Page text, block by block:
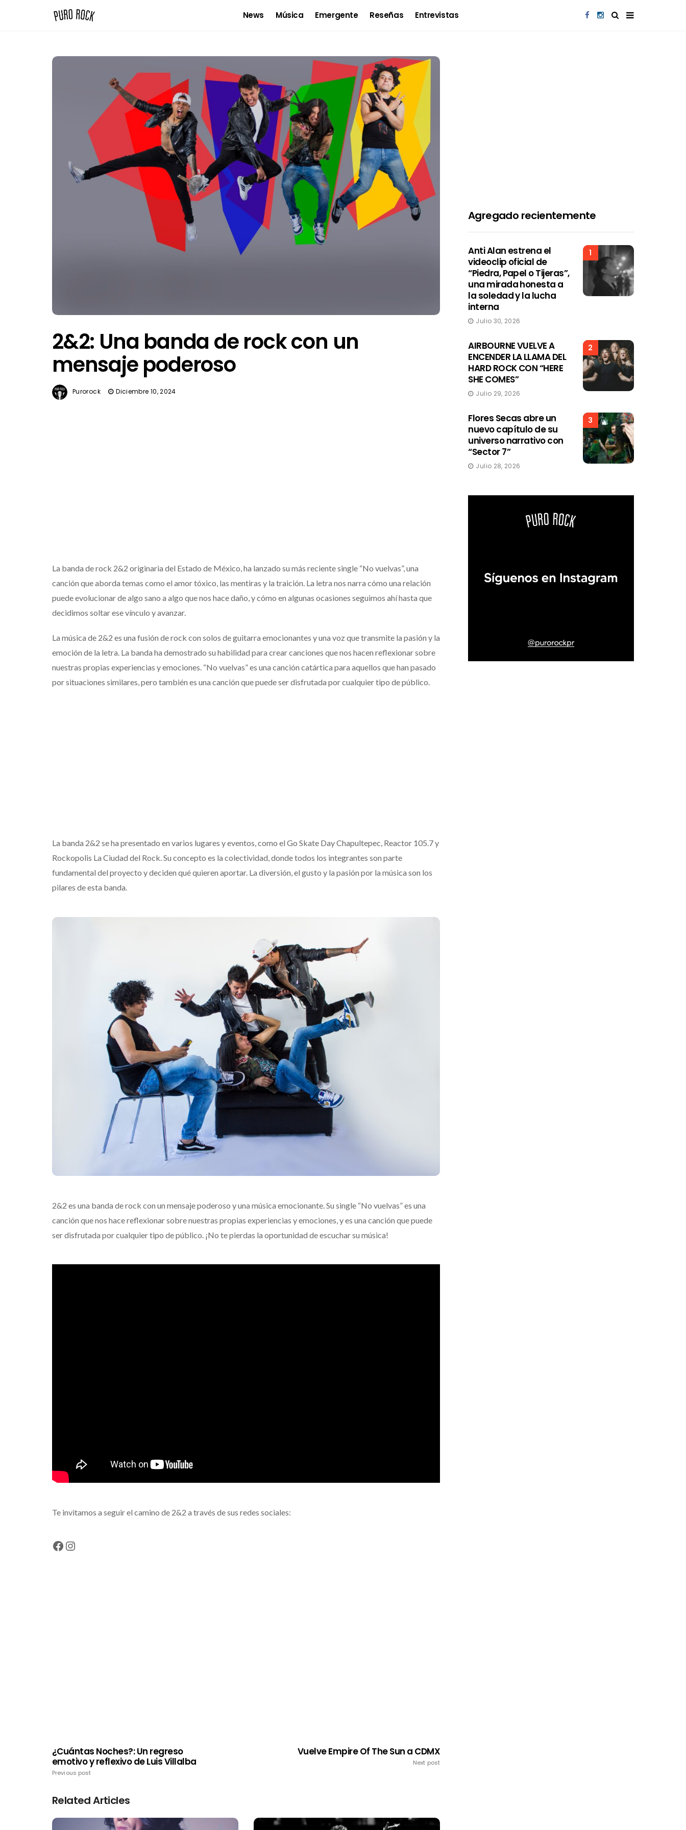
News Música Emergente Reseñas Entrevistas
2&2: Una banda de rock con un
mensaje poderoso
Purorock Diciembre 10, 2024
La banda de rock 2&2 originaria del Estado de México, ha lanzado su más reciente single “No vuelvas”, una
canción que aborda temas como el amor tóxico, las mentiras y la traición. La letra nos narra cómo una relación
puede evolucionar de algo sano a algo que nos hace daño, y cómo en algunas ocasiones seguimos ahí hasta que
decidimos soltar ese vínculo y avanzar.
La música de 2&2 es una fusión de rock con solos de guitarra emocionantes y una voz que transmite la pasión y la
emoción de la letra. La banda ha demostrado su habilidad para crear canciones que nos hacen reflexionar sobre
nuestras propias experiencias y emociones. “No vuelvas” es una canción catártica para aquellos que han pasado
por situaciones similares, pero también es una canción que puede ser disfrutada por cualquier tipo de público.
La banda 2&2 se ha presentado en varios lugares y eventos, como el Go Skate Day Chapultepec, Reactor 105.7 y
Rockopolis La Ciudad del Rock. Su concepto es la colectividad, donde todos los integrantes son parte
fundamental del proyecto y deciden qué quieren aportar. La diversión, el gusto y la pasión por la música son los
pilares de esta banda.
2&2 es una banda de rock con un mensaje poderoso y una música emocionante. Su single “No vuelvas” es una
canción que nos hace reflexionar sobre nuestras propias experiencias y emociones, y es una canción que puede
ser disfrutada por cualquier tipo de público. ¡No te pierdas la oportunidad de escuchar su música!
Te invitamos a seguir el camino de 2&2 a través de sus redes sociales:
Facebook
Instagram
¿Cuántas Noches?: Un regreso
emotivo y reflexivo de Luis Villalba
Previous post
Vuelve Empire Of The Sun a CDMX
Next post
Related Articles
Agregado recientemente
1
Anti Alan estrena el
videoclip oficial de
“Piedra, Papel o Tijeras”,
una mirada honesta a
la soledad y la lucha
interna
Julio 30, 2026
2
AIRBOURNE VUELVE A
ENCENDER LA LLAMA DEL
HARD ROCK CON “HERE
SHE COMES”
Julio 29, 2026
3
Flores Secas abre un
nuevo capítulo de su
universo narrativo con
“Sector 7”
Julio 28, 2026